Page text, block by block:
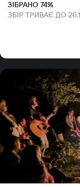
ЗІБРАНО 74%
ЗБІР ТРИВАЄ ДО